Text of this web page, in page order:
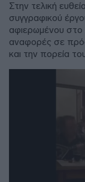
Στην τελική
συγγραφικού
αφιερωμένου στο
αναφορές σε
και την πορεία